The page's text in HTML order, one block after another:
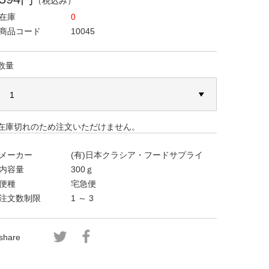
庫
0
品コード
10045
量
庫切れのため注文いただけません。
ーカー
(有)日本クラシア・フードサプライ
容量
300ｇ
種
宅急便
文数制限
1 ～ 3